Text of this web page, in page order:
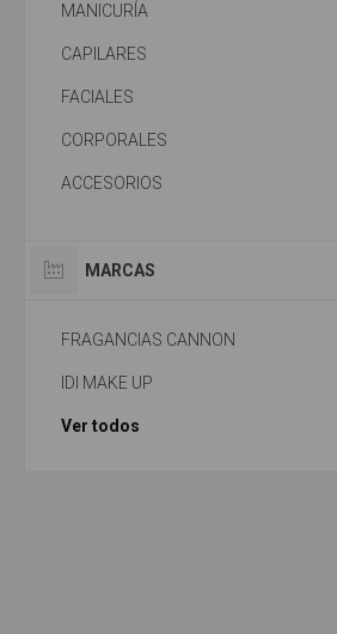
MANICURÍA
CAPILARES
FACIALES
CORPORALES
ACCESORIOS
MARCAS
FRAGANCIAS CANNON
IDI MAKE UP
Ver todos